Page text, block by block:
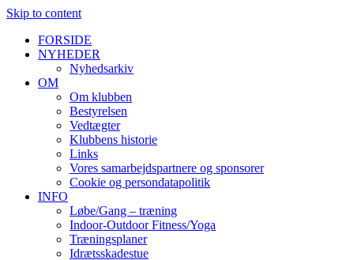
Skip to content
FORSIDE
NYHEDER
Nyhedsarkiv
OM
Om klubben
Bestyrelsen
Vedtægter
Klubbens historie
Links
Vores samarbejdspartnere og sponsorer
Cookie og persondatapolitik
INFO
Løbe/Gang – træning
Indoor-Outdoor Fitness/Yoga
Træningsplaner
Idrætsskadestue